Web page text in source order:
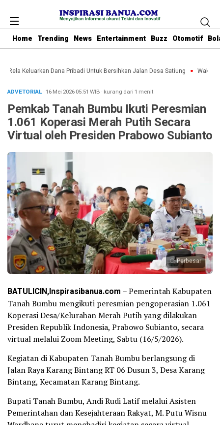
Home Trending News Entertainment Buzz Otomotif
Rela Keluarkan Dana Pribadi Untuk Bersihkan Jalan Desa Satiung Waket
ADVETORIAL· 16 Mei 202605:51 WIB · kurang dari 1 menit
Pemkab Tanah Bumbu Ikuti Peresmian
1.061 Koperasi Merah Putih Secara
Virtual oleh Presiden Prabowo Subianto
Perbesar
BATULICIN,Inspirasibanua.com – Pemerintah Kabupaten
Tanah Bumbu mengikuti peresmian pengoperasian 1.061
Koperasi Desa/Kelurahan Merah Putih yang dilakukan
Presiden Republik Indonesia, Prabowo Subianto, secara
virtual melalui Zoom Meeting, Sabtu (16/5/2026).
Kegiatan di Kabupaten Tanah Bumbu berlangsung di
Jalan Raya Karang Bintang RT 06 Dusun 3, Desa Karang
Bintang, Kecamatan Karang Bintang.
Bupati Tanah Bumbu, Andi Rudi Latif melalui Asisten
Pemerintahan dan Kesejahteraan Rakyat, M. Putu Wisnu